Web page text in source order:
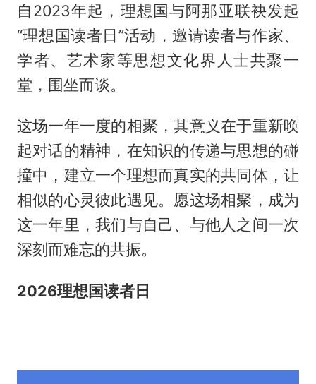
自2023年起，理想国与阿那亚联袂发起
“理想国读者日”活动，邀请读者与作家、
学者、艺术家等思想文化界人士共聚一
堂，围坐而谈。
这场一年一度的相聚，其意义在于重新唤
起对话的精神，在知识的传递与思想的碰
撞中，建立一个理想而真实的共同体，让
相似的心灵彼此遇见。愿这场相聚，成为
这一年里，我们与自己、与他人之间一次
深刻而难忘的共振。
2026理想国读者日